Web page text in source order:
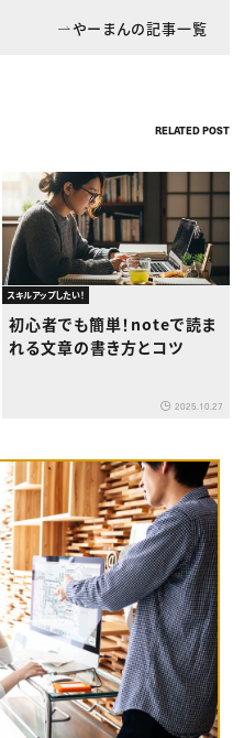
やーまんの記事一覧
RELATED POST
スキルアップしたい！
初心者でも簡単！noteで読ま
れる文章の書き方とコツ
2025.10.27